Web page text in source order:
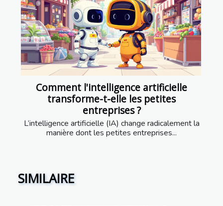
Comment l'intelligence artificielle
transforme-t-elle les petites
entreprises ?
L’intelligence artificielle (IA) change radicalement la
manière dont les petites entreprises...
SIMILAIRE